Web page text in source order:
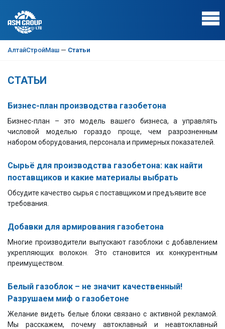
АлтайСтройМаш — Статьи
СТАТЬИ
Бизнес-план производства газобетона
Бизнес-план – это модель вашего бизнеса, а управлять
числовой моделью гораздо проще, чем разрозненным
набором оборудования, персонала и примерных показателей.
Сырьё для производства газобетона: как найти
поставщиков и какие материалы выбрать
Обсудите качество сырья с поставщиком и предъявите все
требования.
Добавки для армирования газобетона
Многие производители выпускают газоблоки с добавлением
укрепляющих волокон. Это становится их конкурентным
преимуществом.
Белый газоблок – не значит качественный!
Разрушаем миф о газобетоне
Желание видеть белые блоки связано с активной рекламой.
Мы расскажем, почему автоклавный и неавтоклавный